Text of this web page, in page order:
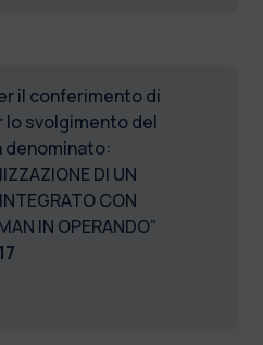
il conferimento di
lo svolgimento del
denominato:
DI UN
CON
IN OPERANDO”